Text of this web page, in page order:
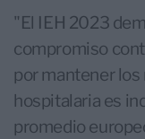
"El IEH 2023
compromiso
por mantener
hospitalaria es
promedio